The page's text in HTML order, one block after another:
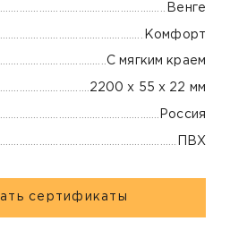
Венге
Комфорт
С мягким краем
2200 х 55 х 22 мм
Россия
ПВХ
сертификаты